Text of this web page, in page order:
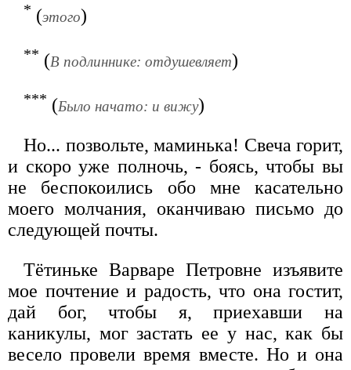
* (этого)
** (В подлиннике: отдушевляет)
*** (Было начато: и вижу)
Но... позвольте, маминька! Свеча горит,
и скоро уже полночь, - боясь, чтобы вы
не беспокоились обо мне касательно
моего молчания, оканчиваю письмо до
следующей почты.
Тётиньке Варваре Петровне изъявите
мое почтение и радость, что она гостит,
дай бог, чтобы я, приехавши на
каникулы, мог застать ее у нас, как бы
весело провели время вместе. Но и она